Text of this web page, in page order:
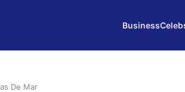
Business
De Mar